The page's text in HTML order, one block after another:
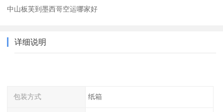
中山板芙到墨西哥空运哪家好
详细说明
包装方式 纸箱